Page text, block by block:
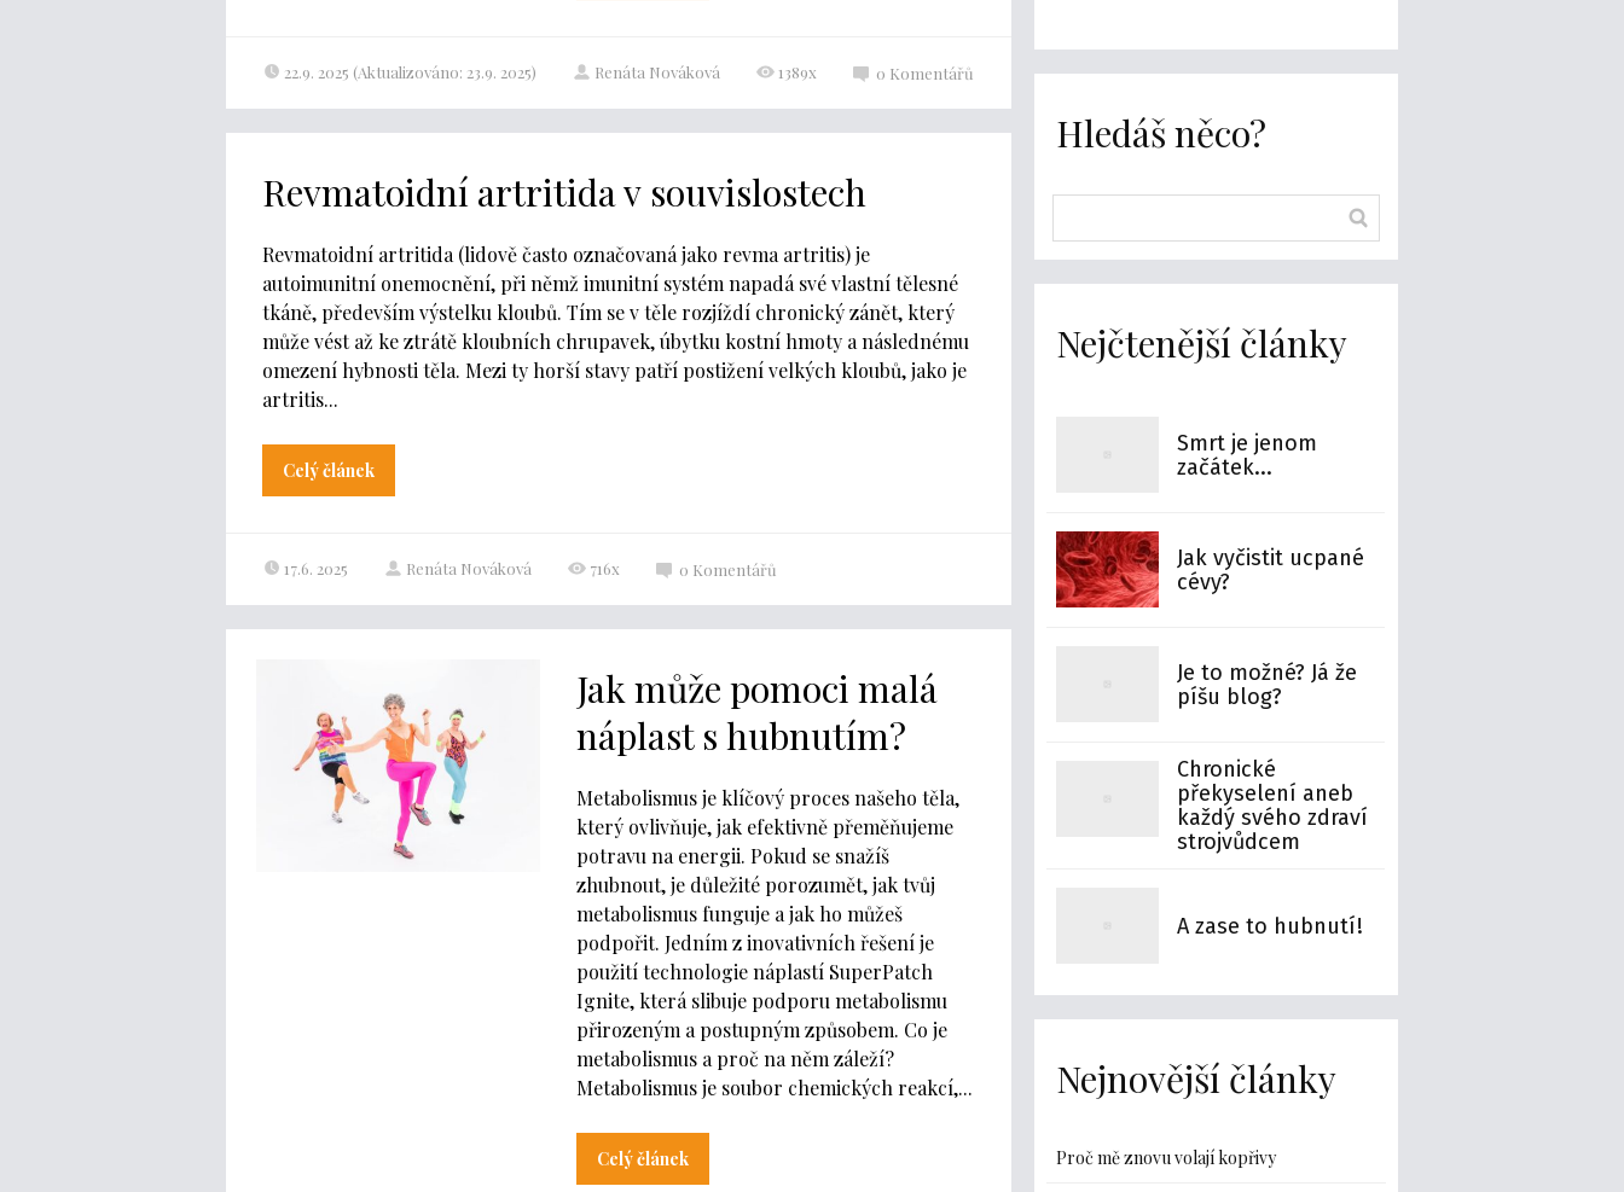
22.9. 2025 (Aktualizováno: 23.9. 2025) Renáta Nováková 1389x 0 Komentářů
Revmatoidní artritida v souvislostech
Revmatoidní artritida (lidově často označovaná jako revma artritis) je
autoimunitní onemocnění, při němž imunitní systém napadá své vlastní tělesné
tkáně, především výstelku kloubů. Tím se v těle rozjíždí chronický zánět, který
může vést až ke ztrátě kloubních chrupavek, úbytku kostní hmoty a následnému
omezení hybnosti těla. Mezi ty horší stavy patří postižení velkých kloubů, jako je
artritis...
Celý článek
17.6. 2025 Renáta Nováková 716x 0 Komentářů
Jak může pomoci malá
náplast s hubnutím?
Metabolismus je klíčový proces našeho těla,
který ovlivňuje, jak efektivně přeměňujeme
potravu na energii. Pokud se snažíš
zhubnout, je důležité porozumět, jak tvůj
metabolismus funguje a jak ho můžeš
podpořit. Jedním z inovativních řešení je
použití technologie náplastí SuperPatch
Ignite, která slibuje podporu metabolismu
přirozeným a postupným způsobem. Co je
metabolismus a proč na něm záleží?
Metabolismus je soubor chemických reakcí,...
Celý článek
Hledáš něco?
Nejčtenější články
Smrt je jenom
začátek...
Jak vyčistit ucpané
cévy?
Je to možné? Já že
píšu blog?
Chronické
překyselení aneb
každý svého zdraví
strojvůdcem
A zase to hubnutí!
Nejnovější články
Proč mě znovu volají kopřivy